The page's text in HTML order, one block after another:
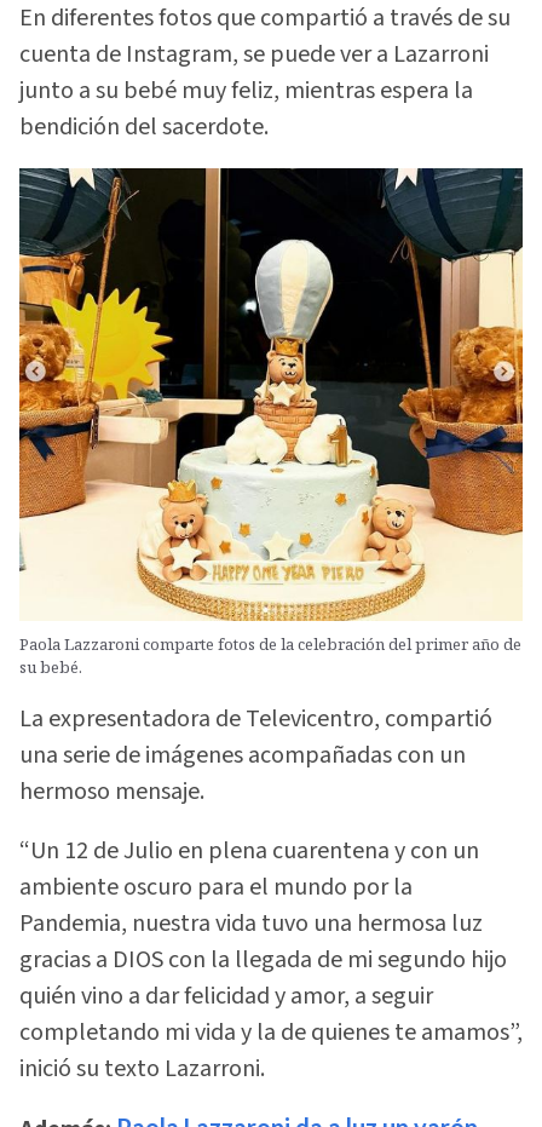
En diferentes fotos que compartió a través de su
cuenta de Instagram, se puede ver a Lazarroni
junto a su bebé muy feliz, mientras espera la
bendición del sacerdote.
Paola Lazzaroni comparte fotos de la celebración del primer año de
su bebé.
La expresentadora de Televicentro, compartió
una serie de imágenes acompañadas con un
hermoso mensaje.
“Un 12 de Julio en plena cuarentena y con un
ambiente oscuro para el mundo por la
Pandemia, nuestra vida tuvo una hermosa luz
gracias a DIOS con la llegada de mi segundo hijo
quién vino a dar felicidad y amor, a seguir
completando mi vida y la de quienes te amamos”,
inició su texto Lazarroni.